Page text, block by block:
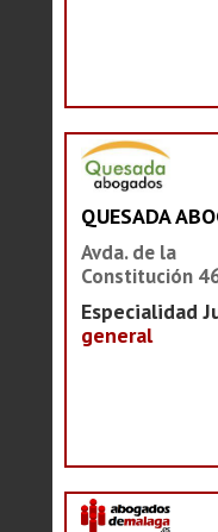
QUESADA
Avda. de la
Constitución
Especialidad
general